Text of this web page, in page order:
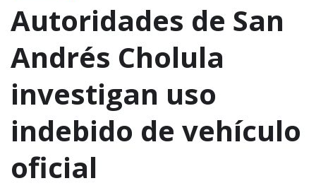
Autoridades de San
Andrés Cholula
investigan uso
indebido de vehículo
oficial